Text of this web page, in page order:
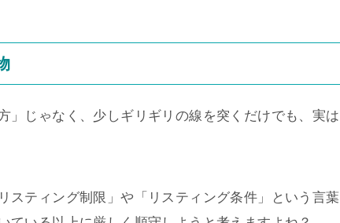
」じゃなく、少しギリギリの線を突くだけでも、実は
スティング制限」や「リスティング条件」という言葉